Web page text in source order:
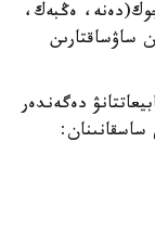
ەڭبەك،
دەگەندەر